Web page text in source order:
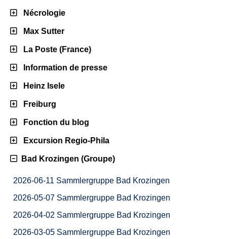
Nécrologie
Max Sutter
La Poste (France)
Information de presse
Heinz Isele
Freiburg
Fonction du blog
Excursion Regio-Phila
Bad Krozingen (Groupe)
2026-06-11 Sammlergruppe Bad Krozingen
2026-05-07 Sammlergruppe Bad Krozingen
2026-04-02 Sammlergruppe Bad Krozingen
2026-03-05 Sammlergruppe Bad Krozingen